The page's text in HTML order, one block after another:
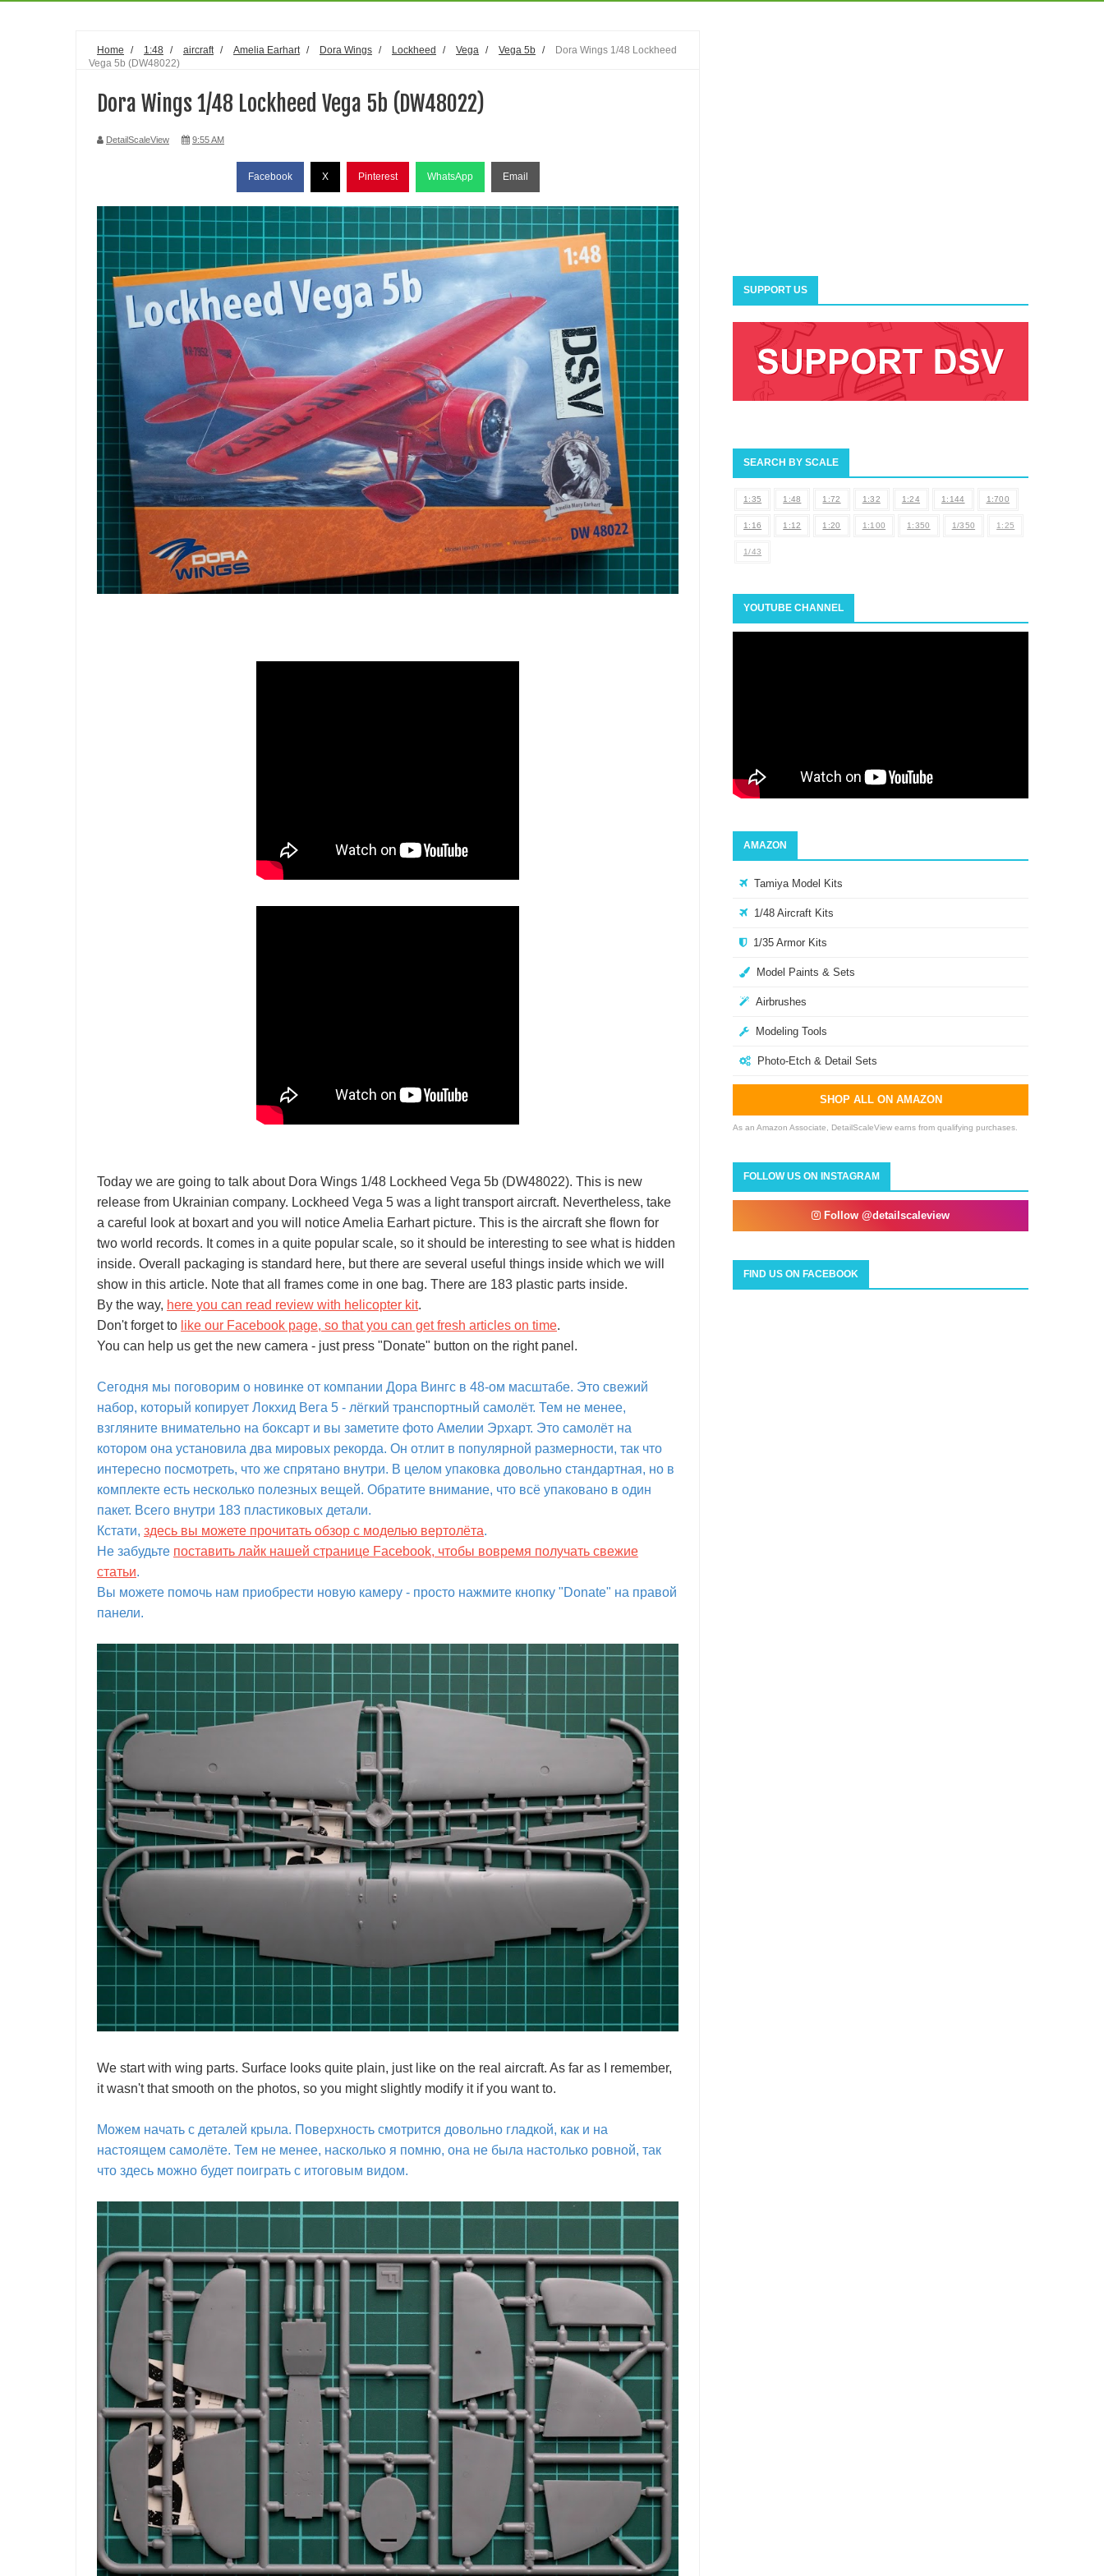
Home / 1:48 / aircraft / Amelia Earhart / Dora Wings / Lockheed / Vega / Vega 5b /
Dora Wings 1/48 Lockheed
Vega 5b (DW48022)
Dora Wings 1/48 Lockheed Vega 5b (DW48022)
DetailScaleView 9:55 AM
Facebook X Pinterest WhatsApp Email
Today we are going to talk about Dora Wings 1/48 Lockheed Vega 5b (DW48022). This is new
release from Ukrainian company. Lockheed Vega 5 was a light transport aircraft. Nevertheless, take
a careful look at boxart and you will notice Amelia Earhart picture. This is the aircraft she flown for
two world records. It comes in a quite popular scale, so it should be interesting to see what is hidden
inside. Overall packaging is standard here, but there are several useful things inside which we will
show in this article. Note that all frames come in one bag. There are 183 plastic parts inside.
By the way, here you can read review with helicopter kit.
Don't forget to like our Facebook page, so that you can get fresh articles on time.
You can help us get the new camera - just press "Donate" button on the right panel.
Сегодня мы поговорим о новинке от компании Дора Вингс в 48-ом масштабе. Это свежий
набор, который копирует Локхид Вега 5 - лёгкий транспортный самолёт. Тем не менее,
взгляните внимательно на боксарт и вы заметите фото Амелии Эрхарт. Это самолёт на
котором она установила два мировых рекорда. Он отлит в популярной размерности, так что
интересно посмотреть, что же спрятано внутри. В целом упаковка довольно стандартная, но в
комплекте есть несколько полезных вещей. Обратите внимание, что всё упаковано в один
пакет. Всего внутри 183 пластиковых детали.
Кстати, здесь вы можете прочитать обзор с моделью вертолёта.
Не забудьте поставить лайк нашей странице Facebook, чтобы вовремя получать свежие
статьи.
Вы можете помочь нам приобрести новую камеру - просто нажмите кнопку "Donate" на правой
панели.
We start with wing parts. Surface looks quite plain, just like on the real aircraft. As far as I remember,
it wasn't that smooth on the photos, so you might slightly modify it if you want to.
Можем начать с деталей крыла. Поверхность смотрится довольно гладкой, как и на
настоящем самолёте. Тем не менее, насколько я помню, она не была настолько ровной, так
что здесь можно будет поиграть с итоговым видом.
SUPPORT US
SEARCH BY SCALE
1:35 1:48 1:72 1:32 1:24 1:144 1:700
1:16 1:12 1:20 1:100 1:350 1/350 1:25
1/43
YOUTUBE CHANNEL
AMAZON
Tamiya Model Kits
1/48 Aircraft Kits
1/35 Armor Kits
Model Paints & Sets
Airbrushes
Modeling Tools
Photo-Etch & Detail Sets
SHOP ALL ON AMAZON
As an Amazon Associate, DetailScaleView earns from qualifying purchases.
FOLLOW US ON INSTAGRAM
Follow @detailscaleview
FIND US ON FACEBOOK